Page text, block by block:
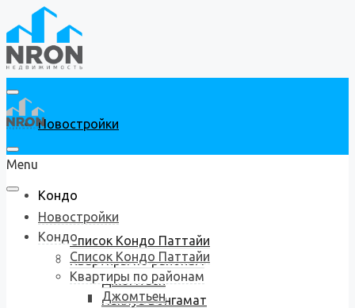
Новостройки
Кондо
Список Кондо Паттайи
Квартиры по районам
Джомтьен
Наклуа Вонгамат
Menu
Новостройки
Кондо
Список Кондо Паттайи
Квартиры по районам
Джомтьен